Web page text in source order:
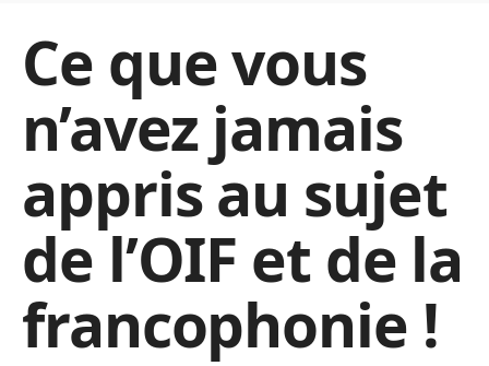
Ce que vous
n’avez jamais
appris au sujet
de l’OIF et de la
francophonie !